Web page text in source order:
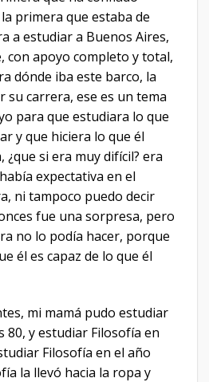
primera que estaba de
a estudiar a Buenos Aires,
con apoyo completo y total,
dónde iba este barco, la
su carrera, ese es un tema
para que estudiara lo que
y que hiciera lo que él
¿que si era muy difícil? era
expectativa en el
ni tampoco puedo decir
fue una sorpresa, pero
no lo podía hacer, porque
él es capaz de lo que él
mi mamá pudo estudiar
80, y estudiar Filosofía en
Filosofía en el año
la llevó hacia la ropa y